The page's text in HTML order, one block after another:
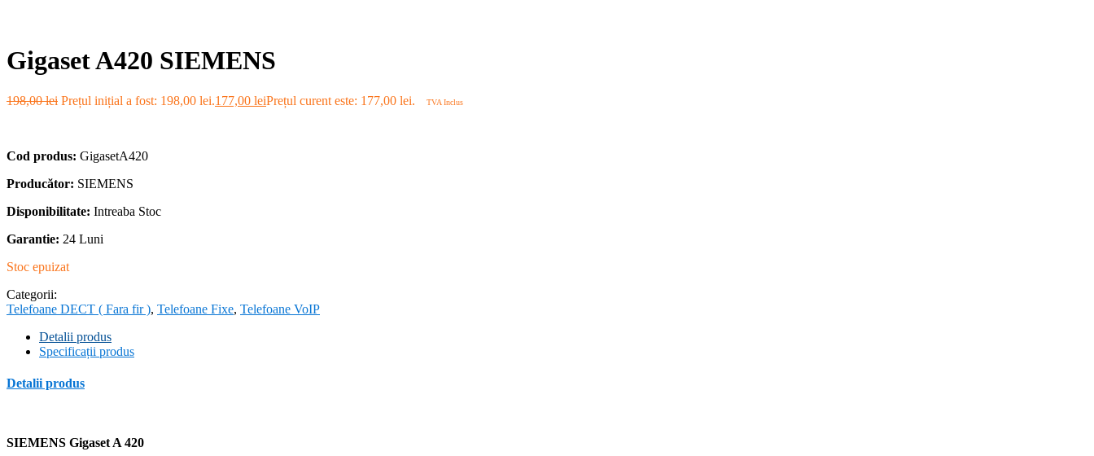
Gigaset A420 SIEMENS
198,00lei Prețul inițial a fost: 198,00 lei.177,00 leiPrețul curent este: 177,00 lei. TVA Inclus
Cod produs: GigasetA420
Producător: SIEMENS
Disponibilitate: Intreaba Stoc
Garantie: 24 Luni
Stoc epuizat
Categorii:
Telefoane DECT ( Fara fir ), Telefoane Fixe, Telefoane VoIP
Detalii produs
Specificații produs
Detalii produs
SIEMENS Gigaset A 420